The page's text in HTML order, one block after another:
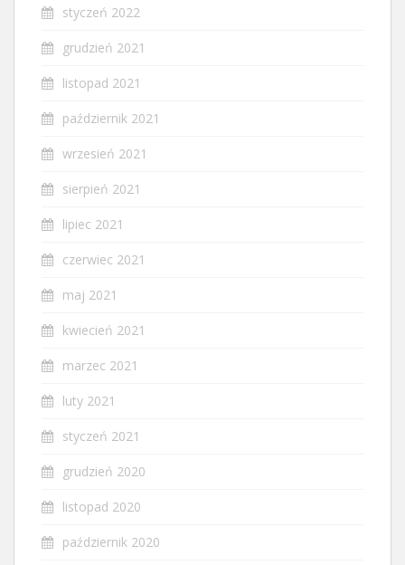
styczeń 2022
grudzień 2021
listopad 2021
październik 2021
wrzesień 2021
sierpień 2021
lipiec 2021
czerwiec 2021
maj 2021
kwiecień 2021
marzec 2021
luty 2021
styczeń 2021
grudzień 2020
listopad 2020
październik 2020